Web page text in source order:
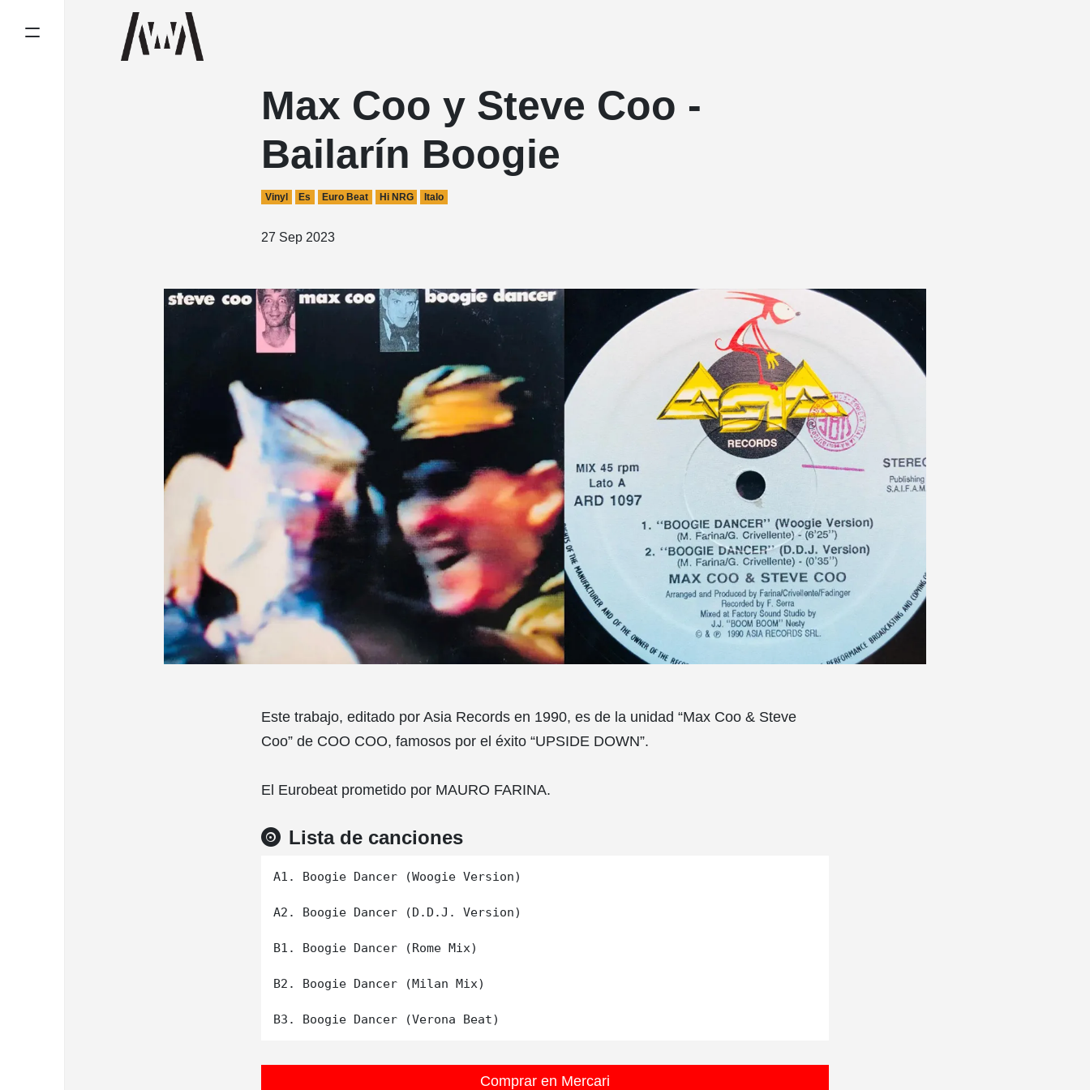
Max Coo y Steve Coo -
Bailarín Boogie
Vinyl Es Euro Beat Hi NRG Italo
27 Sep 2023
Este trabajo, editado por Asia Records en 1990, es de la unidad “Max Coo & Steve
Coo” de COO COO, famosos por el éxito “UPSIDE DOWN”.
El Eurobeat prometido por MAURO FARINA.
Lista de canciones
A1. Boogie Dancer (Woogie Version)
A2. Boogie Dancer (D.D.J. Version)
B1. Boogie Dancer (Rome Mix)
B2. Boogie Dancer (Milan Mix)
Comprar en Mercari